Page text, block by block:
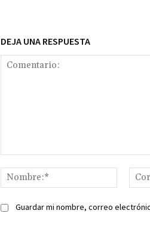
DEJA UNA RESPUESTA
Guardar mi nombre, correo